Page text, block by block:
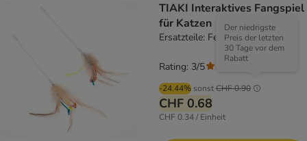
TIAKI Interaktives Fangspiel
für Katzen
Ersatzteile: Federstäbe (2 Stück)
-24.44% sonstCHF 0.90
Der niedrigste
Preis der letzten
30 Tage vor dem
Rabatt
CHF 0.68
CHF 0.34 / Einheit
Rating: 3/5